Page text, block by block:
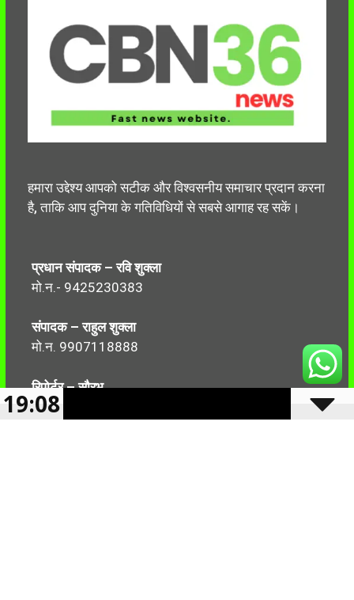
हमारा उद्देश्य आपको सटीक और विश्वसनीय समाचार प्रदान करना
है, ताकि आप दुनिया के गतिविधियों से सबसे आगाह रह सकें।
प्रधान संपादक – रवि शुक्ला
मो.न.- 9425230383
संपादक – राहुल शुक्ला
मो.न. 9907118888
रिपोर्टर – सौरभ
मो.न.-7499999906
19:08